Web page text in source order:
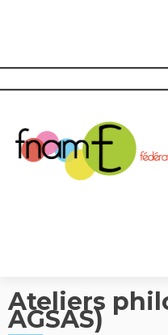
Ateliers
AGSAS)